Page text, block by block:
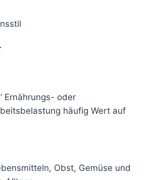
Ernährungs- oder
häufig Wert auf
Obst, Gemüse und